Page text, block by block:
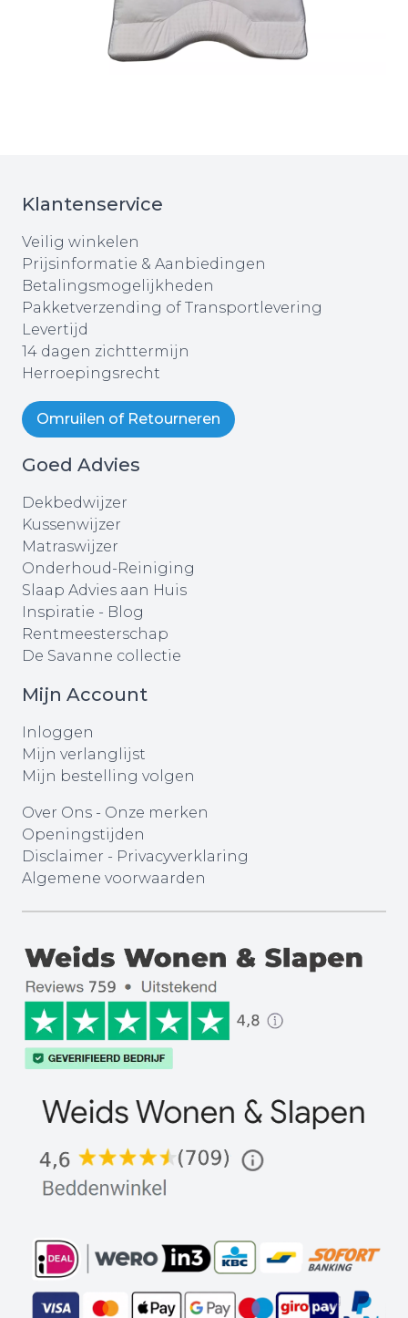
Klantenservice
Veilig winkelen
Prijsinformatie & Aanbiedingen
Betalingsmogelijkheden
Pakketverzending of Transportlevering
Levertijd
14 dagen zichttermijn
Herroepingsrecht
Omruilen of Retourneren
Goed Advies
Dekbedwijzer
Kussenwijzer
Matraswijzer
Onderhoud-Reiniging
Slaap Advies aan Huis
Inspiratie - Blog
Rentmeesterschap
De Savanne collectie
Mijn Account
Inloggen
Mijn verlanglijst
Mijn bestelling volgen
Over Ons - Onze merken
Openingstijden
Disclaimer - Privacyverklaring
Algemene voorwaarden